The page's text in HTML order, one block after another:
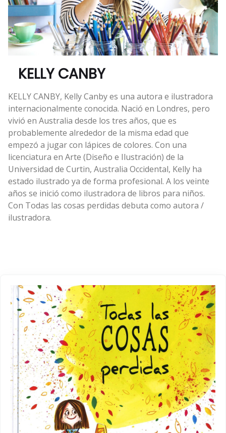
KELLY CANBY
KELLY CANBY, Kelly Canby es una autora e ilustradora
internacionalmente conocida. Nació en Londres, pero
vivió en Australia desde los tres años, que es
probablemente alrededor de la misma edad que
empezó a jugar con lápices de colores. Con una
licenciatura en Arte (Diseño e Ilustración) de la
Universidad de Curtin, Australia Occidental, Kelly ha
estado ilustrado ya de forma profesional. A los veinte
años se inició como ilustradora de libros para niños.
Con Todas las cosas perdidas debuta como autora /
ilustradora.